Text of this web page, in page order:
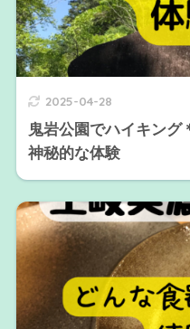
2025-04-28
鬼岩公園でハイキング
神秘的な体験